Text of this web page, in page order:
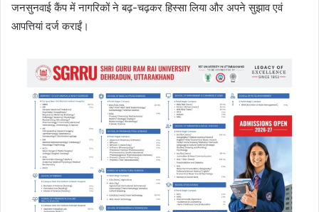
जनसुनवाई कैंप में नागरिकों ने बढ़-चढ़कर हिस्सा लिया और अपने सुझाव एवं
आपत्तियां दर्ज कराईं।